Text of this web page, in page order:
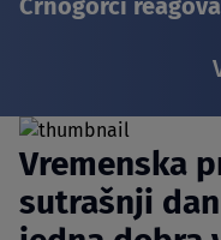
Crnogorci
Vremenska
sutrašnji